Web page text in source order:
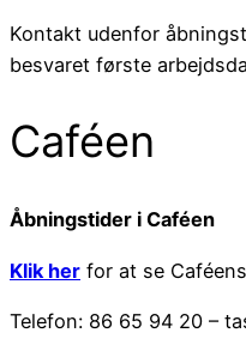
Kontakt udenfor
besvaret første
Caféen
Åbningstider i Caféen
Klik her for at se
Telefon: 86 65 94 20 –